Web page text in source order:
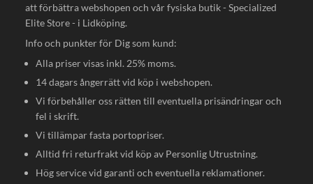
att förbättra webshopen och vår fysiska butik - Specialized
Elite Store - i Lidköping.
Info och punkter för Dig som kund:
Alla priser visas inkl. 25% moms.
14 dagars ångerrätt vid köp i webshopen.
Vi förbehåller oss rätten till eventuella prisändringar och
fel i skrift.
Vi tillämpar fasta portopriser.
Alltid fri returfrakt vid köp av Personlig Utrustning.
Hög service vid garanti och eventuella reklamationer.